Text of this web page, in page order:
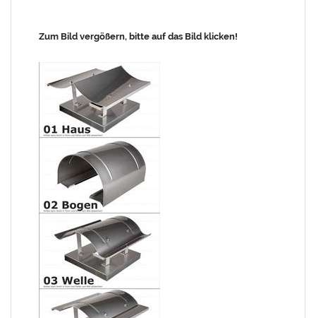
Zum Bild vergößern, bitte auf das Bild klicken!